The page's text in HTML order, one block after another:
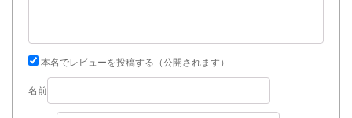
本名でレビューを投稿する（公開されます）
名前